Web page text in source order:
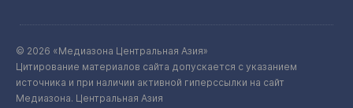
© 2026 «Медиазона Центральная Азия»
Цитирование материалов сайта допускается с указанием
источника и при наличии активной гиперссылки на сайт
Медиазона. Центральная Азия